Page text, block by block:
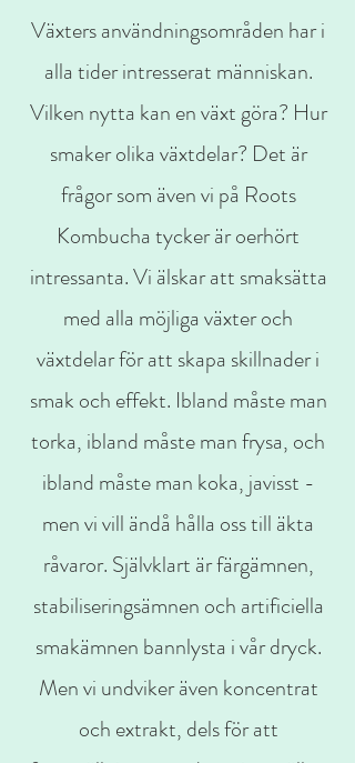
Växters användningsområden har i
alla tider intresserat människan.
Vilken nytta kan en växt göra? Hur
smaker olika växtdelar? Det är
frågor som även vi på Roots
Kombucha tycker är oerhört
intressanta. Vi älskar att smaksätta
med alla möjliga växter och
växtdelar för att skapa skillnader i
smak och effekt. Ibland måste man
torka, ibland måste man frysa, och
ibland måste man koka, javisst -
men vi vill ändå hålla oss till äkta
råvaror. Självklart är färgämnen,
stabiliseringsämnen och artificiella
smakämnen bannlysta i vår dryck.
Men vi undviker även koncentrat
och extrakt, dels för att